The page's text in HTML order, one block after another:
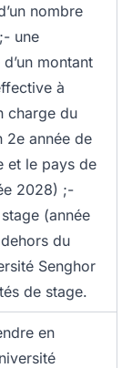
nombre
une
montant
à
charge du
2e année de
et le pays de
2028) ;-
(année
du
Senghor
de stage.
en